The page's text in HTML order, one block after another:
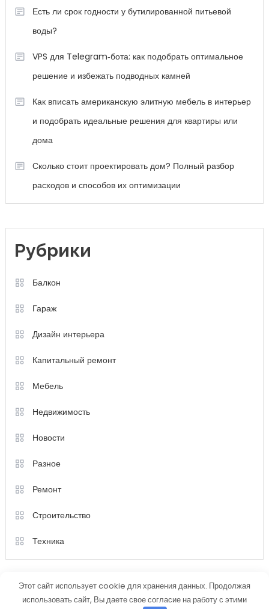
Есть ли срок годности у бутилированной питьевой
воды?
VPS для Telegram‑бота: как подобрать оптимальное
решение и избежать подводных камней
Как вписать американскую элитную мебель в интерьер
и подобрать идеальные решения для квартиры или
дома
Сколько стоит проектировать дом? Полный разбор
расходов и способов их оптимизации
Рубрики
Балкон
Гараж
Дизайн интерьера
Капитальный ремонт
Мебель
Недвижимость
Новости
Разное
Ремонт
Строительство
Техника
Этот сайт использует cookie для хранения данных. Продолжая
использовать сайт, Вы даете свое согласие на работу с этими